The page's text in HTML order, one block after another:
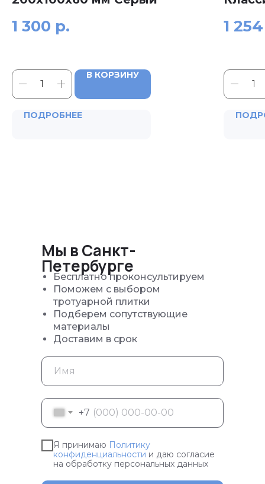
1 300 р.
В КОРЗИНУ
ПОДРОБНЕЕ
1 254
Бесплатно проконсультируем
Поможем с выбором
тротуарной плитки
Подберем сопутствующие
материалы
Доставим в срок
Мы в Санкт-
Петербурге
+7
Я принимаю Политику
конфиденциальности и даю согласие
на обработку персональных данных